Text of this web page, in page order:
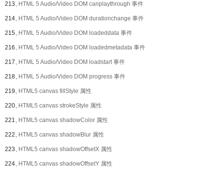
213、HTML 5 Audio/Video DOM canplaythrough 事件
214、HTML 5 Audio/Video DOM durationchange 事件
215、HTML 5 Audio/Video DOM loadeddata 事件
216、HTML 5 Audio/Video DOM loadedmetadata 事件
217、HTML 5 Audio/Video DOM loadstart 事件
218、HTML 5 Audio/Video DOM progress 事件
219、HTML5 canvas fillStyle 属性
220、HTML5 canvas strokeStyle 属性
221、HTML5 canvas shadowColor 属性
222、HTML5 canvas shadowBlur 属性
223、HTML5 canvas shadowOffsetX 属性
224、HTML5 canvas shadowOffsetY 属性